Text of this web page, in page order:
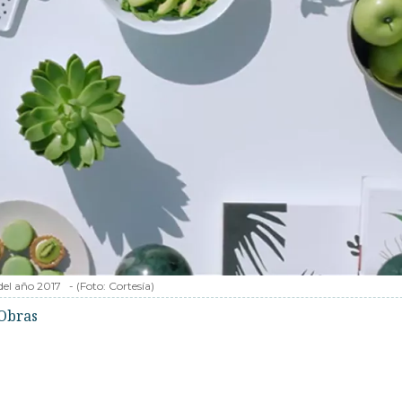
año 2017 - (Foto: Cortesía)